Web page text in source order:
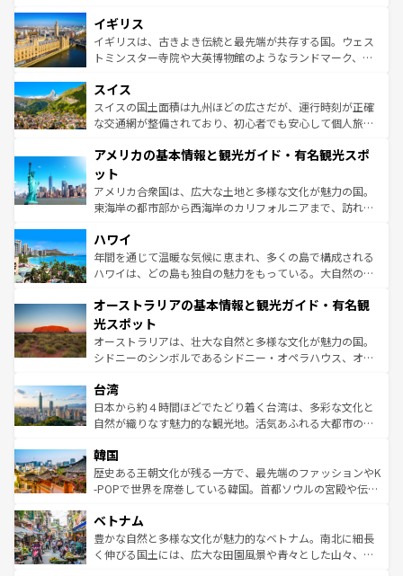
香り高いラベンダー畑など、多彩な楽しみ方が可能だ。さ
らに、パリ以外の地域にも魅力が溢れており、どの街角に
も豊かな歴史と文化が息づいている。パリ以外の個性あふ
を参照してほしい。
顔を持つこの国は、どこを歩いても飽きることがない。ベ
ルリンの文化的活気、バイエルン州のアルプスの絶景、そ
してライン川沿いのワイン畑といった風景は必見。ビール
は、お酒好きな人にはぜひ体験してほしい。 なお、新着の
ドイツ情報はコンテンツ一覧を参照してほしい。
イギリス
イギリスは、古きよき伝統と最先端が共存する国。ウェス
トミンスター寺院や大英博物館のようなランドマーク、歴
リアごとに異なる魅力がある。また、優雅なアフタヌーン
ティー、ビール好きにはたまらない英国パブ、サッカー観
戦など、本場だからこそできる体験も豊富。イギリスを旅
ンツ一覧を参照してほしい。
スイス
スイスの国土面積は九州ほどの広さだが、運行時刻が正確
な交通網が整備されており、初心者でも安心して個人旅行
の建物がそのまま残る町や、スイスならではのユニークな
博物館もあり、アルプス観光だけでなく町歩きも満喫する
ことができる。国民の所得が高いため物価も高いが、旅行
者向けの交通パス提供のサービスもあり、うまく活用すれ
着のスイス情報は
アメリカの基本情報と観光ガイド・有名観光スポ
ット
アメリカ合衆国は、広大な土地と多様な文化が魅力の国。
東海岸の都市部から西海岸のカリフォルニアまで、訪れる
のような巨大都市は、観光、ショッピング、エンターテイ
ンメントが詰まった刺激的なスポットだ。一方、アメリカ
西部には大自然が広がり、グランドキャニオンやイエロー
部のニューオーリンズでは、音楽と美食が融合した独特の
文化が魅力。旅行者はアメリカの各地域で異なる魅力を楽
しみながら、その多様性と豊かな歴史を感じることができ
るだろう。車でのロードトリップや列車の旅も、アメリカ
情報は
ハワイ
年間を通じて温暖な気候に恵まれ、多くの島で構成される
ハワイは、どの島も独自の魅力をもっている。大自然の神
ワイ島は見逃せない。また、定番の観光地といえばオアフ
島だが、静かな自然を求めるならマウイ島やカウアイ島が
おすすめ。エメラルドグリーンに輝く海をはじめ、豊かな
文化や歴史が息づいている。「アロハスピリット」と呼ば
人々、おいしいローカルフードやハワイアンミュージッ
ク、伝統的なフラダンスなど、すべてがハワイの魅力を彩
っている。訪れるたびに新しい発見と感動が待っているハ
はコンテンツ一覧
オーストラリアの基本情報と観光ガイド・有名観
光スポット
オーストラリアは、壮大な自然と多様な文化が魅力の国。
シドニーのシンボルであるシドニー・オペラハウス、オー
リアリーフや大陸中央部にそびえるウルル（エアーズロッ
ク）、タスマニアの美しい原生林やケアンズの熱帯雨林な
ど、見どころがたくさん。また、カフェやワイン、オージ
いる。アクティビティも充実しており、サーフィンやダイ
ビング、ハイキングなど、アウトドア好きにはたまらな
い。オーストラリアの多彩な魅力を存分に味わいつくそ
参照してほしい。
台湾
日本から約４時間ほどでたどり着く台湾は、多彩な文化と
自然が織りなす魅力的な観光地。活気あふれる大都市の台
ン）、静ひつな山岳地帯である台湾東部など、都市の喧騒
と山間の静けさが共存しており、訪れる人に新しい発見と
驚きをもたらしてくれる。また、奥深い台湾の食文化も魅
容にもいいと評判のスイーツなど、バラエティ豊かな料理
が味わえる。 なお、新着の台湾情報は コンテンツ一覧を参
照してほしい。
韓国
歴史ある王朝文化が残る一方で、最先端のファッションやK
-POPで世界を席巻している韓国。首都ソウルの宮殿や伝統
き、地方に足を延ばせば四季折々の自然美を楽しむことが
できる。そして、キムチや焼肉、絶品のストリートフード
まで、さまざまな韓国料理が待っている。夜には、韓国な
ベトナム
豊かな自然と多様な文化が魅力的なベトナム。南北に細長
く伸びる国土には、広大な田園風景や青々とした山々、世